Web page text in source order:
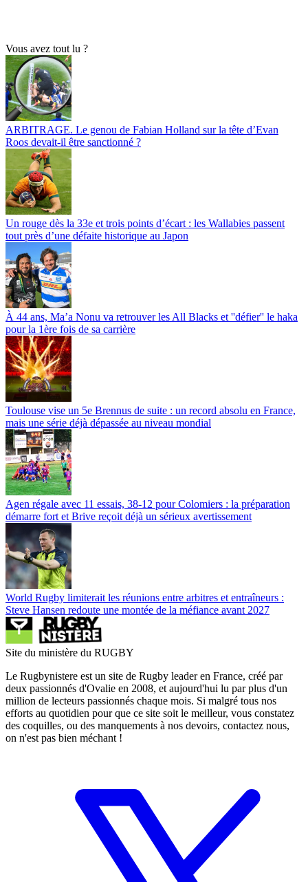
Vous avez tout lu ?
ARBITRAGE. Le genou de Fabian Holland sur la tête d’Evan
Roos devait-il être sanctionné ?
Un rouge dès la 33e et trois points d’écart : les Wallabies passent
tout près d’une défaite historique au Japon
À 44 ans, Ma’a Nonu va retrouver les All Blacks et ''défier'' le haka
pour la 1ère fois de sa carrière
Toulouse vise un 5e Brennus de suite : un record absolu en France,
mais une série déjà dépassée au niveau mondial
Agen régale avec 11 essais, 38-12 pour Colomiers : la préparation
démarre fort et Brive reçoit déjà un sérieux avertissement
World Rugby limiterait les réunions entre arbitres et entraîneurs :
Steve Hansen redoute une montée de la méfiance avant 2027
Site du ministère du RUGBY
Le Rugbynistere est un site de Rugby leader en France, créé par
deux passionnés d'Ovalie en 2008, et aujourd'hui lu par plus d'un
million de lecteurs passionnés chaque mois. Si malgré tous nos
efforts au quotidien pour que ce site soit le meilleur, vous constatez
des coquilles, ou des manquements à nos devoirs, contactez nous,
on n'est pas bien méchant !